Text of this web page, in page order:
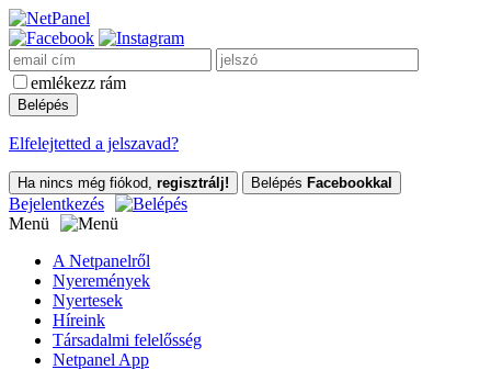
emlékezz rám
Elfelejtetted a jelszavad?
Ha nincs még fiókod, regisztrálj! Belépés Facebookkal
Bejelentkezés
Menü
A Netpanelről
Nyeremények
Nyertesek
Híreink
Társadalmi felelősség
Netpanel App